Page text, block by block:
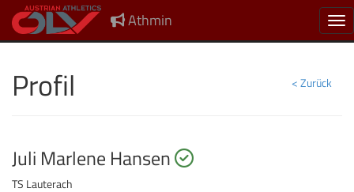
Athmin
< Zurück
Profil
Juli Marlene Hansen startberechtigt
TS Lauterach